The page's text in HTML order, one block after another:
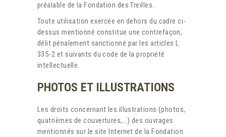
préalable de la Fondation des Treilles.
Toute utilisation exercée en dehors du cadre ci-
dessus mentionné constitue une contrefaçon,
délit pénalement sanctionné par les articles L
335-2 et suivants du code de la propriété
intellectuelle.
PHOTOS ET ILLUSTRATIONS
Les droits concernant les illustrations (photos,
quatrièmes de couvertures,…) des ouvrages
mentionnés sur le site Internet de la Fondation